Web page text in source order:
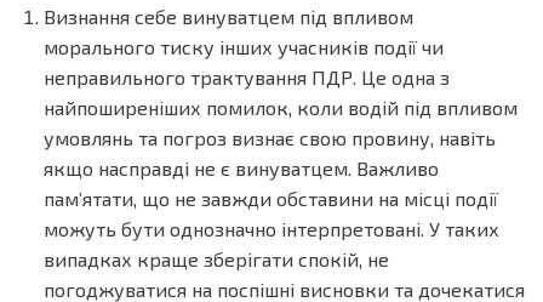
Визнання себе винуватцем під впливом
морального тиску інших учасників події чи
неправильного трактування ПДР. Це одна з
найпоширеніших помилок, коли водій під впливом
умовлянь та погроз визнає свою провину, навіть
якщо насправді не є винуватцем. Важливо
пам’ятати, що не завжди обставини на місці події
можуть бути однозначно інтерпретовані. У таких
випадках краще зберігати спокій, не
погоджуватися на поспішні висновки та дочекатися